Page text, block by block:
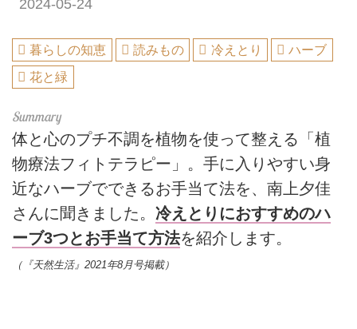
2024-05-24
暮らしの知恵 読みもの 冷えとり
ハーブ
花と緑
体と心のプチ不調を植物を使って整える「植
物療法フィトテラピー」。手に入りやすい身
近なハーブでできるお手当て法を、南上夕佳
さんに聞きました。 冷えとりにおすすめのハ
ーブ3つとお手当て方法を紹介します。
（『天然生活』2021年8月号掲載）